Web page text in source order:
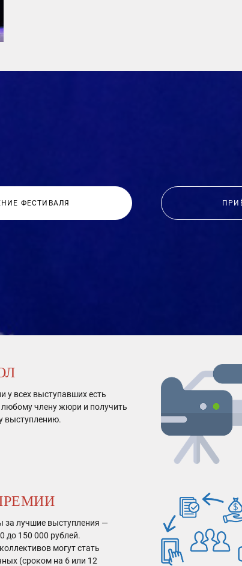
ФЕСТИВАЛЯ
у всех выступавших есть
члену жюри и получить
выступлению.
за лучшие выступления —
до 150 000 рублей.
могут стать
(сроком на 6 или 12